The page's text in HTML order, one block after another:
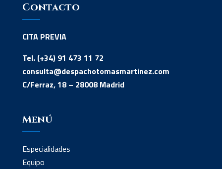
Contacto
CITA PREVIA
Tel. (+34) 91 473 11 72
consulta@despachotomasmartinez.com
C/Ferraz, 18 – 28008 Madrid
Menú
Especialidades
Equipo